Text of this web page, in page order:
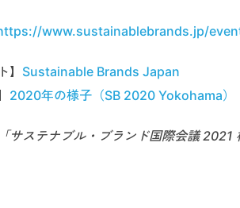
www.sustainablebrands.jp/
】 Sustainable Brands Japan
2020年の様子（SB 2020 Yokohama）
サステナブル・ブランド国際会議 2021